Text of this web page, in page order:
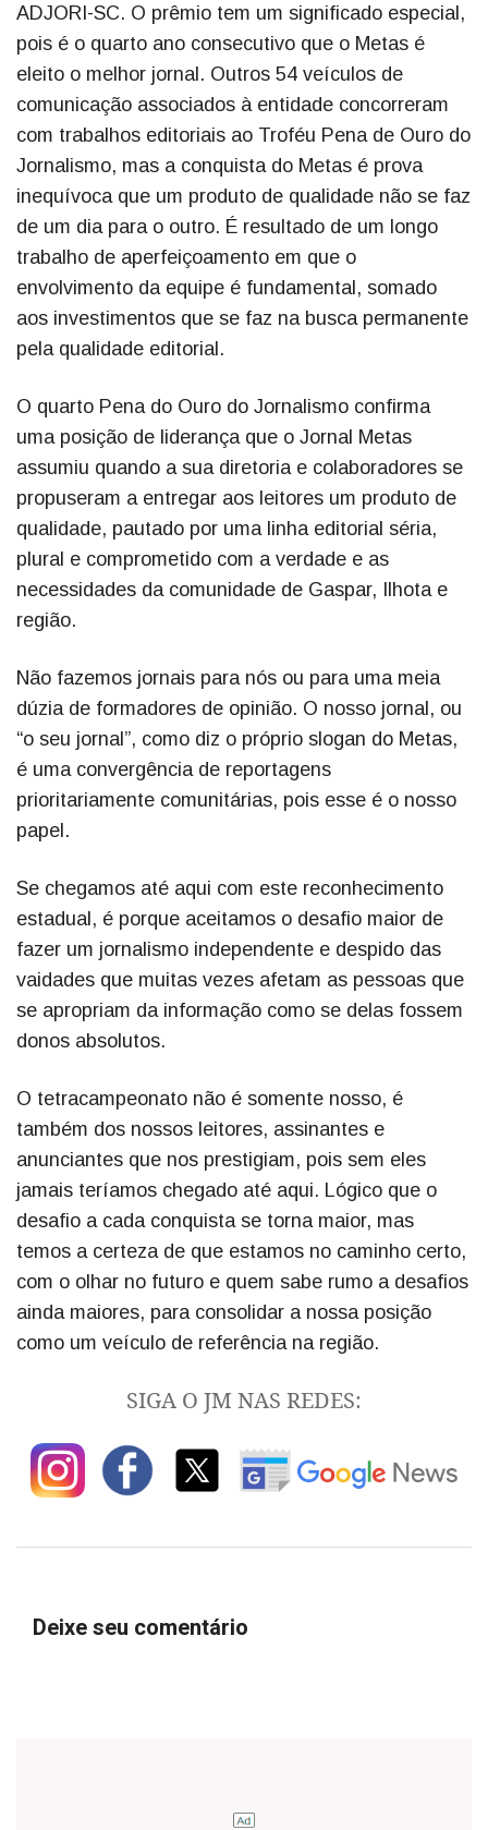
ADJORI-SC. O prêmio tem um significado especial,
pois é o quarto ano consecutivo que o Metas é
eleito o melhor jornal. Outros 54 veículos de
comunicação associados à entidade concorreram
com trabalhos editoriais ao Troféu Pena de Ouro do
Jornalismo, mas a conquista do Metas é prova
inequívoca que um produto de qualidade não se faz
de um dia para o outro. É resultado de um longo
trabalho de aperfeiçoamento em que o
envolvimento da equipe é fundamental, somado
aos investimentos que se faz na busca permanente
pela qualidade editorial.
O quarto Pena do Ouro do Jornalismo confirma
uma posição de liderança que o Jornal Metas
assumiu quando a sua diretoria e colaboradores se
propuseram a entregar aos leitores um produto de
qualidade, pautado por uma linha editorial séria,
plural e comprometido com a verdade e as
necessidades da comunidade de Gaspar, Ilhota e
região.
Não fazemos jornais para nós ou para uma meia
dúzia de formadores de opinião. O nosso jornal, ou
“o seu jornal”, como diz o próprio slogan do Metas,
é uma convergência de reportagens
prioritariamente comunitárias, pois esse é o nosso
papel.
Se chegamos até aqui com este reconhecimento
estadual, é porque aceitamos o desafio maior de
fazer um jornalismo independente e despido das
vaidades que muitas vezes afetam as pessoas que
se apropriam da informação como se delas fossem
donos absolutos.
O tetracampeonato não é somente nosso, é
também dos nossos leitores, assinantes e
anunciantes que nos prestigiam, pois sem eles
jamais teríamos chegado até aqui. Lógico que o
desafio a cada conquista se torna maior, mas
temos a certeza de que estamos no caminho certo,
com o olhar no futuro e quem sabe rumo a desafios
ainda maiores, para consolidar a nossa posição
como um veículo de referência na região.
SIGA O JM NAS REDES:
Deixe seu comentário